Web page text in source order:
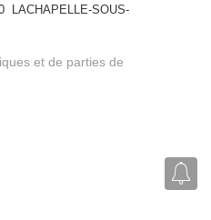
LACHAPELLE-SOUS-
et de parties de